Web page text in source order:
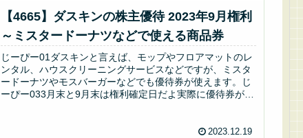
【4665】ダスキンの株主優待 2023年9月権利
～ミスタードーナツなどで使える商品券
じーぴー01ダスキンと言えば、モップやフロアマットのレ
ンタル、ハウスクリーニングサービスなどですが、ミスタ
ードーナツやモスバーガーなどでも優待券が使えます。じ
ーぴー033月末と9月末は権利確定日だよ実際に優待券が届
2023.12.19